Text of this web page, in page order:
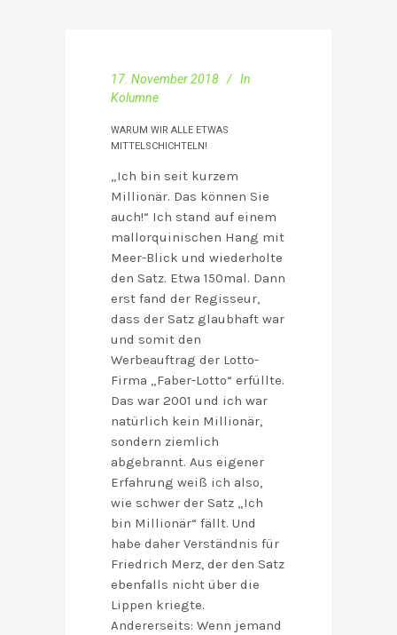
17. November 2018
In
Kolumne
WARUM WIR ALLE ETWAS
MITTELSCHICHTELN!
„Ich bin seit kurzem
Millionär. Das können Sie
auch!“ Ich stand auf einem
mallorquinischen Hang mit
Meer-Blick und wiederholte
den Satz. Etwa 150mal. Dann
erst fand der Regisseur,
dass der Satz glaubhaft war
und somit den
Werbeauftrag der Lotto-
Firma „Faber-Lotto“ erfüllte.
Das war 2001 und ich war
natürlich kein Millionär,
sondern ziemlich
abgebrannt. Aus eigener
Erfahrung weiß ich also,
wie schwer der Satz „Ich
bin Millionär“ fällt. Und
habe daher Verständnis für
Friedrich Merz, der den Satz
ebenfalls nicht über die
Lippen kriegte.
Andererseits: Wenn jemand